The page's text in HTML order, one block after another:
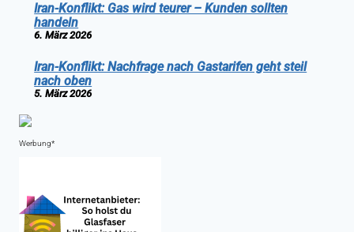
Iran-Konflikt: Gas wird teurer – Kunden sollten
handeln
6. März 2026
Iran-Konflikt: Nachfrage nach Gastarifen geht steil
nach oben
5. März 2026
Werbung*